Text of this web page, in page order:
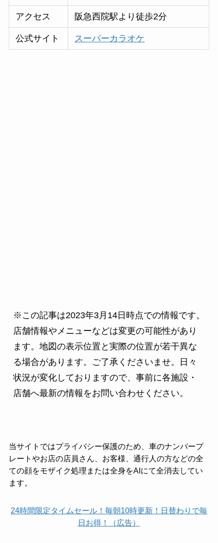
アクセス 阪急西院駅より徒歩2分
公式サイト スーパーカラオケ
※この記事は2023年3月14日時点での情報です。
店舗情報やメニューなどは変更の可能性があり
ます。地図の表示位置と実際の位置が若干異な
る場合があります。ご了承くださいませ。日々
状況が変化しておりますので、事前に各施設・
店舗へ最新の情報をお問い合わせください。
当サイトではプライバシー保護のため、車のナンバープ
レートやお店の店員さん、お客様、通行人の方などの全
ての顔をモザイク処理または全身をAIにて全消去してい
ます。
24時間限定タイムセール！毎朝10時更新！日替わりで毎
日お得！（広告）